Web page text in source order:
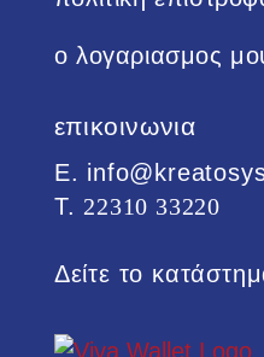
ο λογαριασμος
επικοινωνια
Ε.
Τ. 22310 33220
Δείτε το